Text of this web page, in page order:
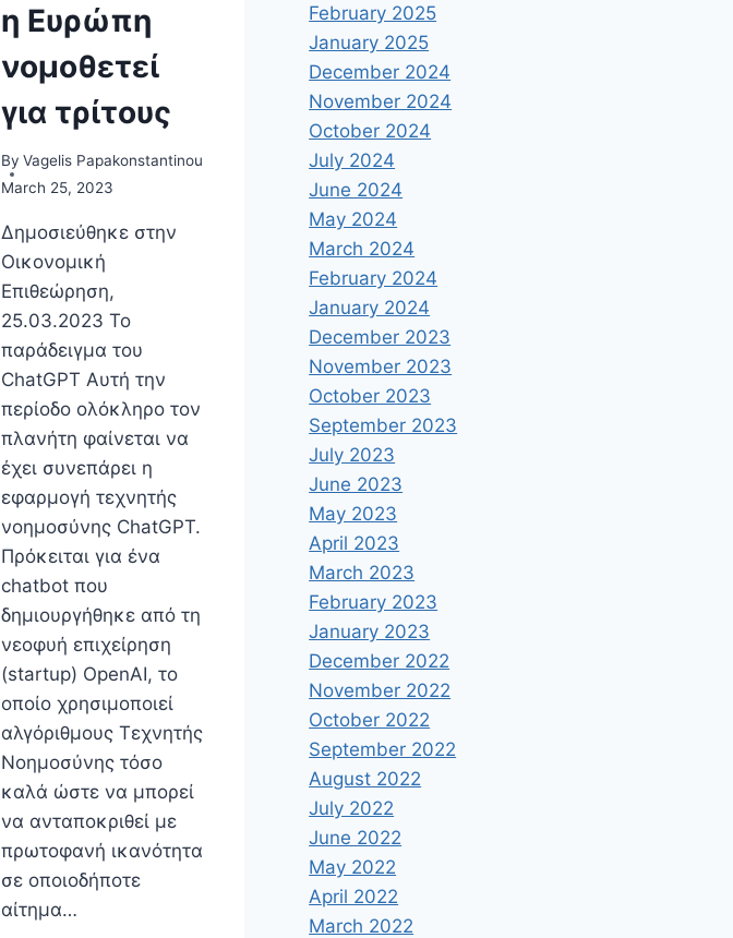
η Ευρώπη
νομοθετεί
για τρίτους
By Vagelis Papakonstantinou
March 25, 2023
Δημοσιεύθηκε στην
Οικονομική
Επιθεώρηση,
25.03.2023 Το
παράδειγμα του
ChatGPT Αυτή την
περίοδο ολόκληρο τον
πλανήτη φαίνεται να
έχει συνεπάρει η
εφαρμογή τεχνητής
νοημοσύνης ChatGPT.
Πρόκειται για ένα
chatbot που
δημιουργήθηκε από τη
νεοφυή επιχείρηση
(startup) OpenAI, το
οποίο χρησιμοποιεί
αλγόριθμους Τεχνητής
Νοημοσύνης τόσο
καλά ώστε να μπορεί
να ανταποκριθεί με
πρωτοφανή ικανότητα
σε οποιοδήποτε
αίτημα…
February 2025
January 2025
December 2024
November 2024
October 2024
July 2024
June 2024
May 2024
March 2024
February 2024
January 2024
December 2023
November 2023
October 2023
September 2023
July 2023
June 2023
May 2023
April 2023
March 2023
February 2023
January 2023
December 2022
November 2022
October 2022
September 2022
August 2022
July 2022
June 2022
May 2022
April 2022
March 2022